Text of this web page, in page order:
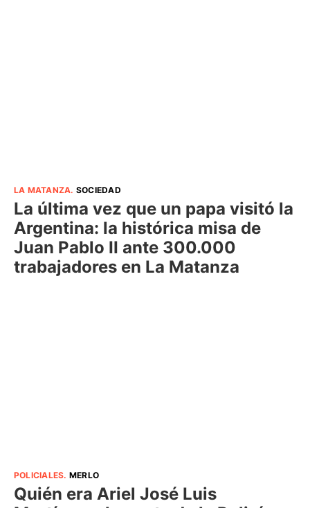
LA MATANZA. SOCIEDAD
La última vez que un papa visitó la
Argentina: la histórica misa de
Juan Pablo II ante 300.000
trabajadores en La Matanza
POLICIALES. MERLO
Quién era Ariel José Luis